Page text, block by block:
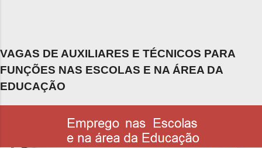
VAGAS DE AUXILIARES E TÉCNICOS PARA
FUNÇÕES NAS ESCOLAS E NA ÁREA DA
EDUCAÇÃO